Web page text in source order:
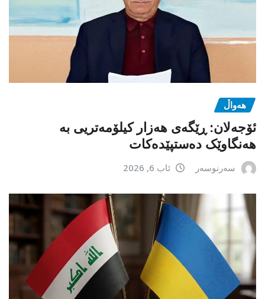
هەواڵ
ئۆجەلان: ڕێگەی هەزار کیلۆمەتریی بە
هەنگاوێک دەستپێدەکات
سەرنوسەر ئاب 6, 2026